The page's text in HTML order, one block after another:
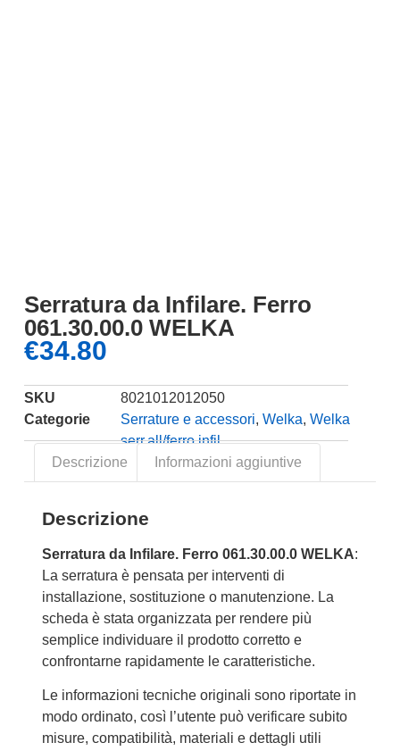
Serratura da Infilare. Ferro
061.30.00.0 WELKA
€34.80
SKU
8021012012050
Categorie
Serrature e accessori, Welka, Welka
serr.all/ferro infil.
Descrizione
Informazioni aggiuntive
Descrizione
Serratura da Infilare. Ferro 061.30.00.0 WELKA:
La serratura è pensata per interventi di
installazione, sostituzione o manutenzione. La
scheda è stata organizzata per rendere più
semplice individuare il prodotto corretto e
confrontarne rapidamente le caratteristiche.
Le informazioni tecniche originali sono riportate in
modo ordinato, così l’utente può verificare subito
misure, compatibilità, materiali e dettagli utili